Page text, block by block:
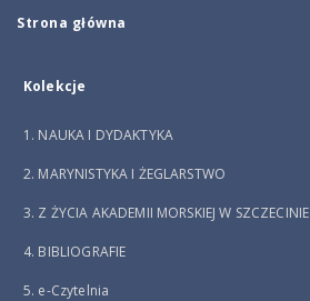
Strona główna
Kolekcje
1. NAUKA I DYDAKTYKA
2. MARYNISTYKA I ŻEGLARSTWO
3. Z ŻYCIA AKADEMII MORSKIEJ W SZCZECINIE
4. BIBLIOGRAFIE
5. e-Czytelnia